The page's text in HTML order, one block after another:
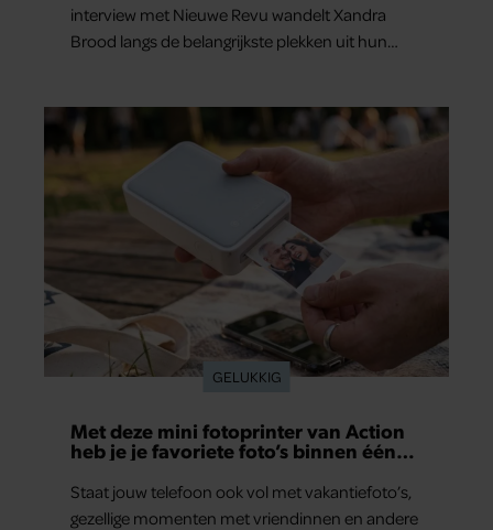
interview met Nieuwe Revu wandelt Xandra
Brood langs de belangrijkste plekken uit hun
aan herinneringen op. Daar begon hun leven
samen en werd dochter Lola geboren.
GELUKKIG
Met deze mini fotoprinter van Action
heb je je favoriete foto’s binnen één
Staat jouw telefoon ook vol met vakantiefoto’s,
gezellige momenten met vriendinnen en andere